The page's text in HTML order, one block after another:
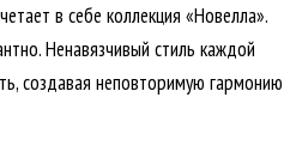
в себе коллекция «Новелла».
Ненавязчивый стиль каждой
создавая неповторимую гармонию